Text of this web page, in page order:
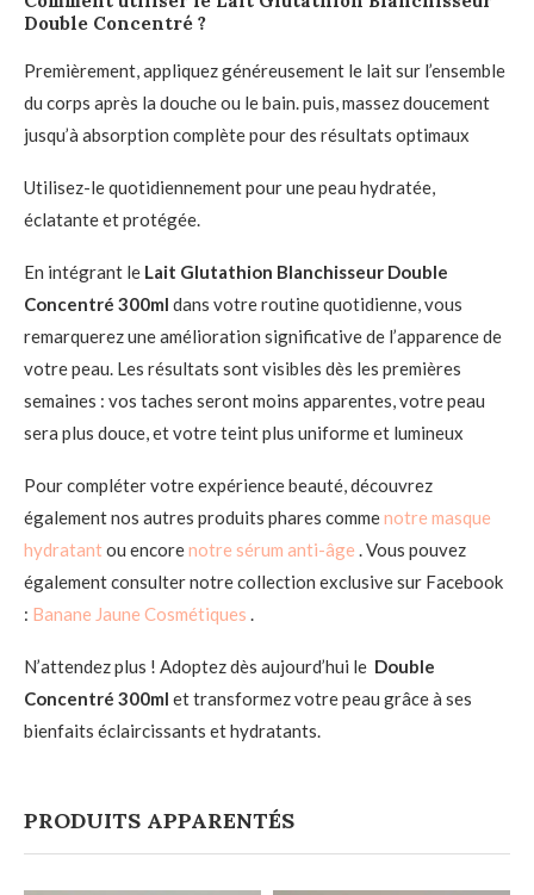
Double Concentré ?
Premièrement, appliquez généreusement le lait sur l’ensemble
du corps après la douche ou le bain. puis, massez doucement
jusqu’à absorption complète pour des résultats optimaux
Utilisez-le quotidiennement pour une peau hydratée,
éclatante et protégée.
En intégrant le Lait Glutathion Blanchisseur Double
Concentré 300ml dans votre routine quotidienne, vous
remarquerez une amélioration significative de l’apparence de
votre peau. Les résultats sont visibles dès les premières
semaines : vos taches seront moins apparentes, votre peau
sera plus douce, et votre teint plus uniforme et lumineux
Pour compléter votre expérience beauté, découvrez
également nos autres produits phares commenotre masque
hydratantou encorenotre sérum anti-âge . Vous pouvez
également consulter notre collection exclusive sur Facebook
: Banane Jaune Cosmétiques .
N’attendez plus ! Adoptez dès aujourd’hui le Double
Concentré 300ml et transformez votre peau grâce à ses
bienfaits éclaircissants et hydratants.
PRODUITS APPARENTÉS